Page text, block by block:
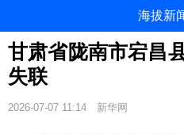
海拔新
甘肃省陇南市宕昌
失联
2026-07-07 11:14 新华网